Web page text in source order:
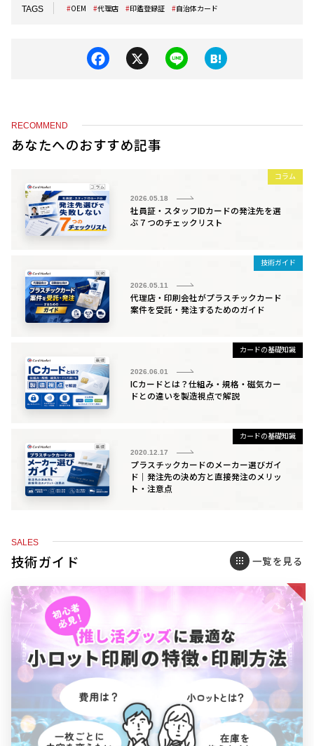
TAGS OEM 代理店 印鑑登録証 自治体カード
e
b
Li
n
RECOMMEND
あなたへのおすすめ記事
2026.05.18
社員証・スタッフIDカードの発注先を選
ぶ７つのチェックリスト
コラム
2026.05.11
代理店・印刷会社がプラスチックカード
案件を受託・発注するためのガイド
技術ガイド
2026.06.01
ICカードとは？仕組み・規格・磁気カー
ドとの違いを製造視点で解説
カードの基礎知識
2020.12.17
プラスチックカードのメーカー選びガイ
ド｜発注先の決め方と直接発注のメリッ
ト・注意点
カードの基礎知識
SALES
技術ガイド 一覧を見る